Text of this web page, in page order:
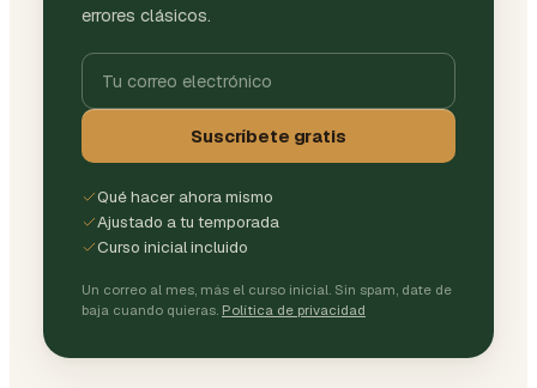
errores clásicos.
Suscríbete gratis
Qué hacer ahora mismo
Ajustado a tu temporada
Curso inicial incluido
Un correo al mes, más el curso inicial. Sin spam, date de
baja cuando quieras. Política de privacidad